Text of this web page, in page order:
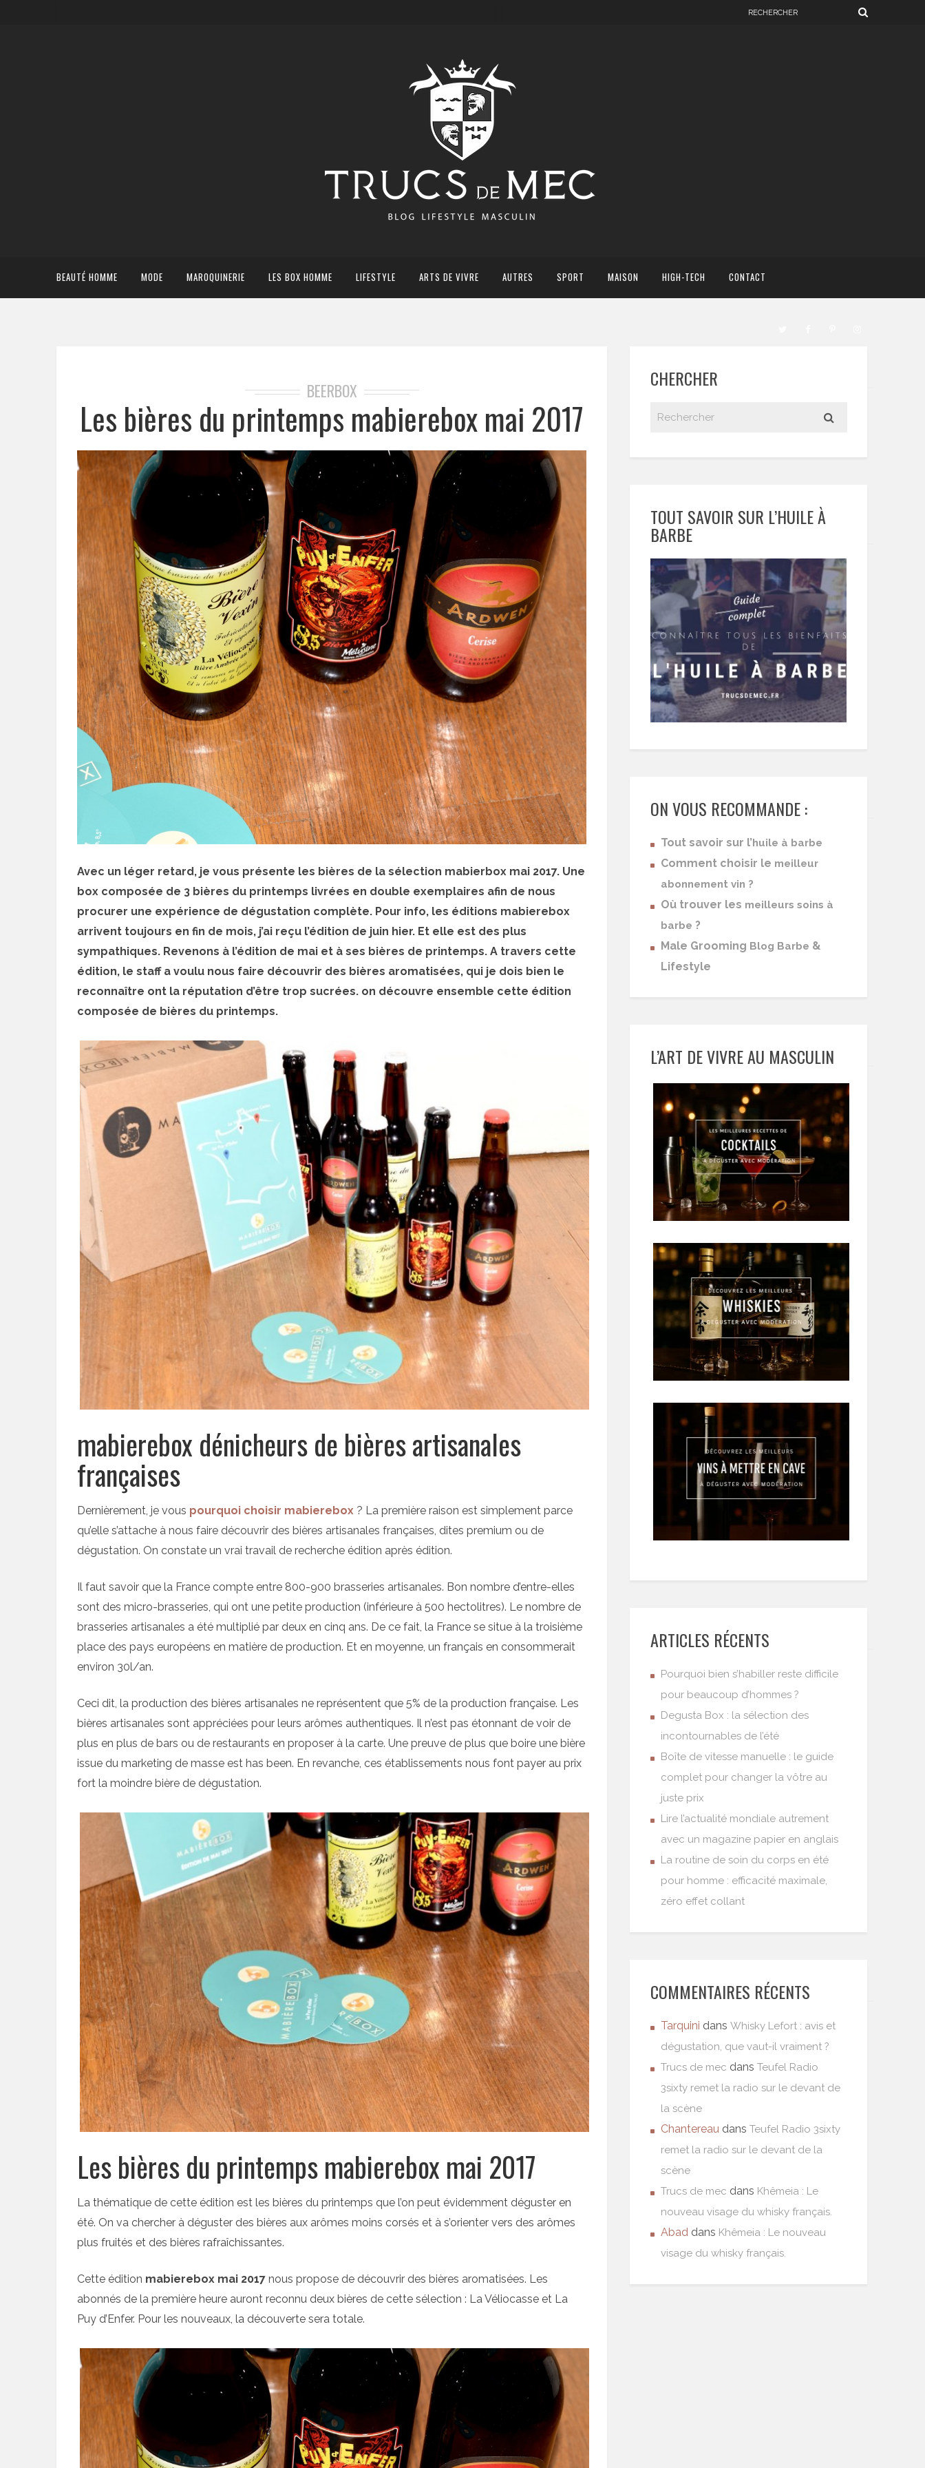
BEAUTÉ HOMME MODE MAROQUINERIE LES BOX HOMME LIFESTYLE ARTS DE VIVRE AUTRES SPORT MAISON HIGH-TECH CONTACT
BEERBOX
Les bières du printemps mabierebox mai 2017
Avec un léger retard, je vous présente les bières de la sélection mabierbox mai 2017. Une
box composée de 3 bières du printemps livrées en double exemplaires afin de nous
procurer une expérience de dégustation complète. Pour info, les éditions mabierebox
arrivent toujours en fin de mois, j’ai reçu l’édition de juin hier. Et elle est des plus
sympathiques. Revenons à l’édition de mai et à ses bières de printemps. A travers cette
édition, le staff a voulu nous faire découvrir des bières aromatisées, qui je dois bien le
reconnaître ont la réputation d’être trop sucrées. on découvre ensemble cette édition
composée de bières du printemps.
mabierebox dénicheurs de bières artisanales
françaises
Dernièrement, je vous pourquoi choisir mabierebox ? La première raison est simplement parce
qu’elle s’attache à nous faire découvrir des bières artisanales françaises, dites premium ou de
dégustation. On constate un vrai travail de recherche édition après édition.
Il faut savoir que la France compte entre 800-900 brasseries artisanales. Bon nombre d’entre-elles
sont des micro-brasseries, qui ont une petite production (inférieure à 500 hectolitres). Le nombre de
brasseries artisanales a été multiplié par deux en cinq ans. De ce fait, la France se situe à la troisième
place des pays européens en matière de production. Et en moyenne, un français en consommerait
environ 30l/an.
Ceci dit, la production des bières artisanales ne représentent que 5% de la production française. Les
bières artisanales sont appréciées pour leurs arômes authentiques. Il n’est pas étonnant de voir de
plus en plus de bars ou de restaurants en proposer à la carte. Une preuve de plus que boire une bière
issue du marketing de masse est has been. En revanche, ces établissements nous font payer au prix
fort la moindre bière de dégustation.
Les bières du printemps mabierebox mai 2017
La thématique de cette édition est les bières du printemps que l’on peut évidemment déguster en
été. On va chercher à déguster des bières aux arômes moins corsés et à s’orienter vers des arômes
plus fruités et des bières rafraîchissantes.
Cette édition mabierebox mai 2017 nous propose de découvrir des bières aromatisées. Les
abonnés de la première heure auront reconnu deux bières de cette sélection : La Véliocasse et La
Puy d’Enfer. Pour les nouveaux, la découverte sera totale.
CHERCHER
TOUT SAVOIR SUR L’HUILE À
BARBE
ON VOUS RECOMMANDE :
Tout savoir sur l’ huile à barbe
Comment choisir le meilleur
abonnement vin ?
Où trouver les meilleurs soins à
barbe ?
Male Grooming Blog Barbe &
Lifestyle
L’ART DE VIVRE AU MASCULIN
ARTICLES RÉCENTS
Pourquoi bien s’habiller reste difficile
pour beaucoup d’hommes ?
Degusta Box : la sélection des
incontournables de l’été
Boîte de vitesse manuelle : le guide
complet pour changer la vôtre au
juste prix
Lire l’actualité mondiale autrement
avec un magazine papier en anglais
La routine de soin du corps en été
pour homme : efficacité maximale,
zéro effet collant
COMMENTAIRES RÉCENTS
Tarquini dans Whisky Lefort : avis et
dégustation, que vaut-il vraiment ?
Trucs de mec dans Teufel Radio
3sixty remet la radio sur le devant de
la scène
Chantereau dans Teufel Radio 3sixty
remet la radio sur le devant de la
scène
Trucs de mec dans Khêmeia : Le
nouveau visage du whisky français.
Abad dans Khêmeia : Le nouveau
visage du whisky français.